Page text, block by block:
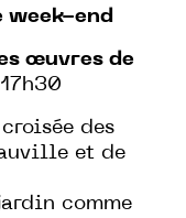
week-end
œuvres de
des
et de
comme